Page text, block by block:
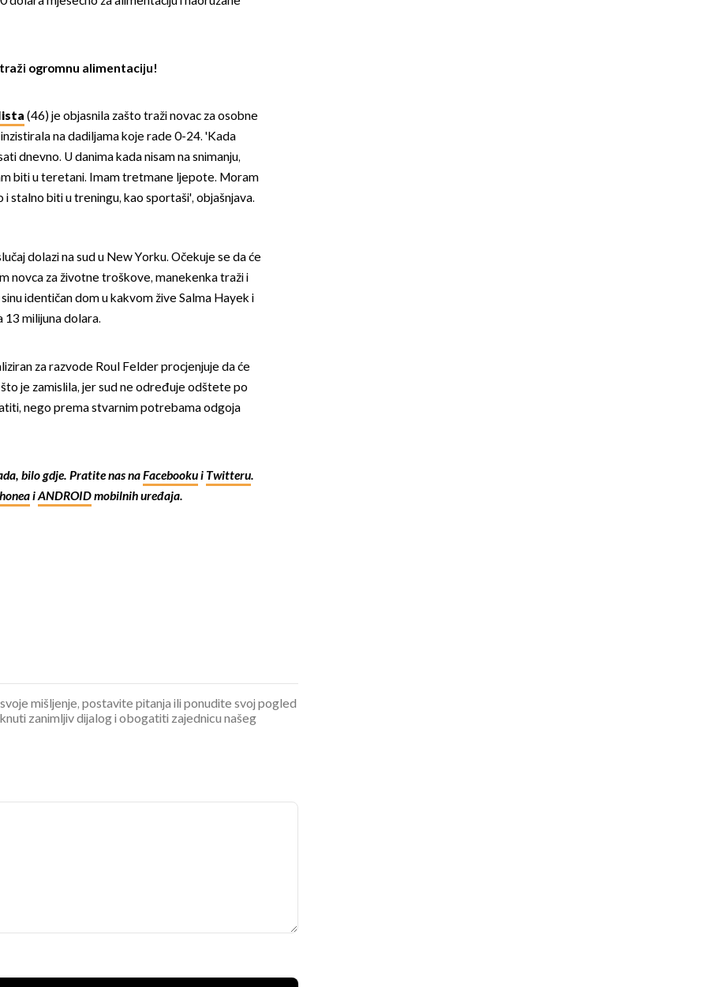
ogromnu alimentaciju!
(46) je objasnila zašto traži novac za osobne
na dadiljama koje rade 0-24. 'Kada
dnevno. U danima kada nisam na snimanju,
biti u teretani. Imam tretmane ljepote. Moram
stalno biti u treningu, kao sportaši', objašnjava.
dolazi na sud u New Yorku. Očekuje se da će
novca za životne troškove, manekenka traži i
identičan dom u kakvom žive Salma Hayek i
13 milijuna dolara.
za razvode Roul Felder procjenjuje da će
je zamislila, jer sud ne određuje odštete po
nego prema stvarnim potrebama odgoja
bilo gdje. Pratite nas naFacebookui Twitteru.
iANDROIDmobilnih uređaja.
mišljenje, postavite pitanja ili ponudite svoj pogled
zanimljiv dijalog i obogatiti zajednicu našeg
OMOGUĆI OBAVIJESTI